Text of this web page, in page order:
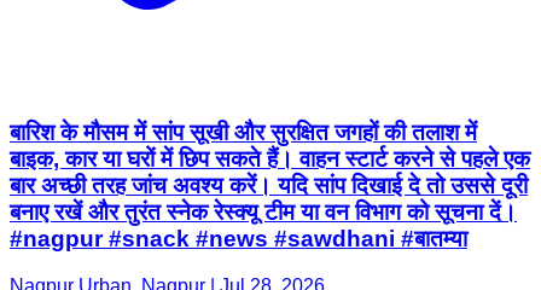
बारिश के मौसम में सांप सूखी और सुरक्षित जगहों की तलाश में
बाइक, कार या घरों में छिप सकते हैं। वाहन स्टार्ट करने से पहले एक
बार अच्छी तरह जांच अवश्य करें। यदि सांप दिखाई दे तो उससे दूरी
बनाए रखें और तुरंत स्नेक रेस्क्यू टीम या वन विभाग को सूचना दें।
#nagpur #snack #news #sawdhani #बातम्या
Nagpur Urban, Nagpur | Jul 28, 2026